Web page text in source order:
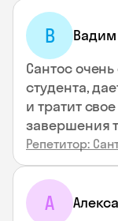
В Вадим
Сантос
студента,
и тратит
завершения
Репетитор:
А